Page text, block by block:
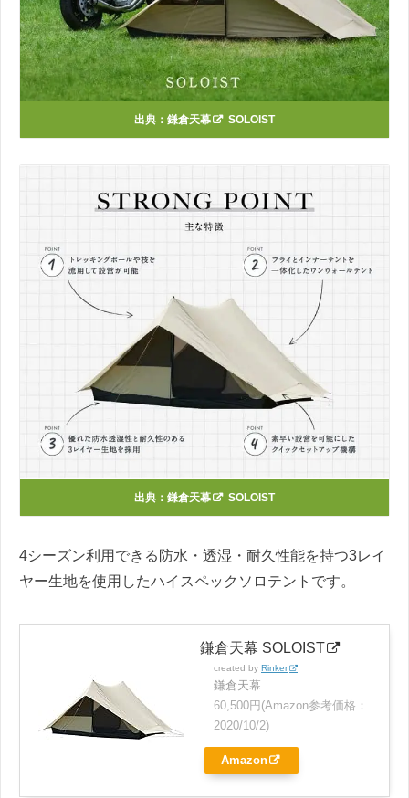
出典： 鎌倉天幕 SOLOIST
出典： 鎌倉天幕 SOLOIST
4シーズン利用できる防水・透湿・耐久性能を持つ3レイ
ヤー生地を使用したハイスペックソロテントです。
鎌倉天幕 SOLOIST
created by Rinker
鎌倉天幕
60,500円(Amazon参考価格：
2020/10/2)
Amazon